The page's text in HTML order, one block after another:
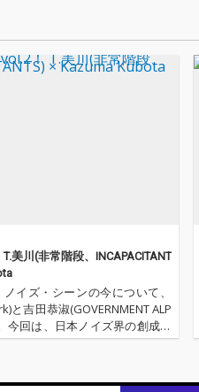
美川(非常階段、INCAPACITANT
イズ・シーンの今について、
と吉田恭淑(GOVERNMENT ALP
今回は、日本ノイズ界の創成期
身を置いているT.美川(非常階